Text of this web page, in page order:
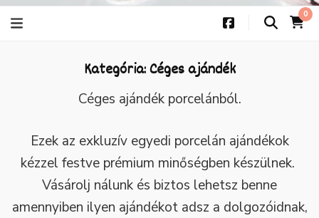
0
Kategória:Céges ajándék
Céges ajándék porcelánból.
Ezek az exkluzív egyedi porcelán ajándékok
kézzel festve prémium minőségben készülnek.
Vásárolj nálunk és biztos lehetsz benne
amennyiben ilyen ajándékot adsz a dolgozóidnak,